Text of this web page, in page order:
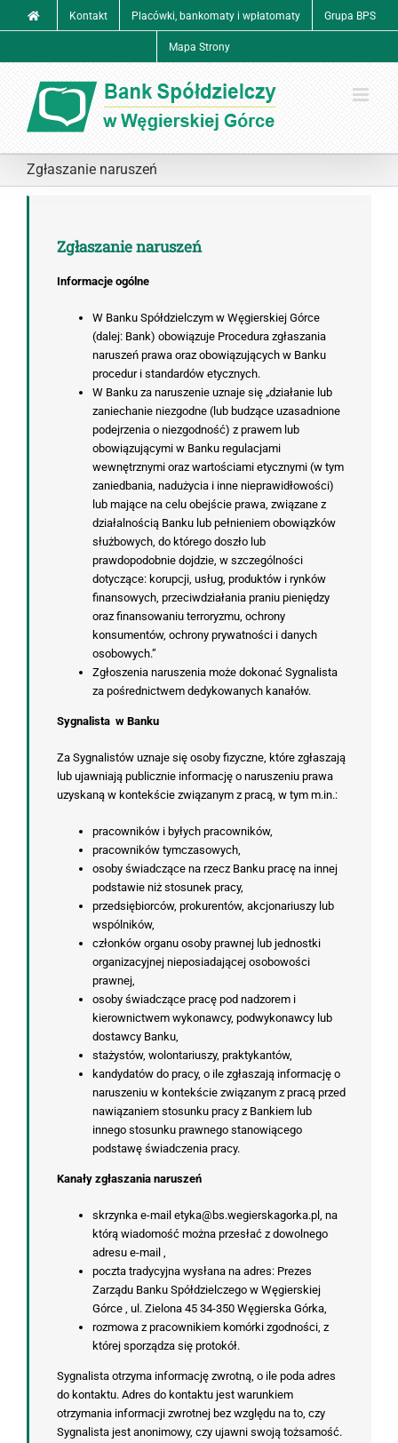
Przejdź
do
Kontakt Placówki, bankomaty i wpłatomaty Grupa BPS
Mapa Strony
Zgłaszanie naruszeń
Zgłaszanie naruszeń
Informacje ogólne
W Banku Spółdzielczym w Węgierskiej Górce
(dalej: Bank) obowiązuje Procedura zgłaszania
naruszeń prawa oraz obowiązujących w Banku
procedur i standardów etycznych.
W Banku za naruszenie uznaje się „działanie lub
zaniechanie niezgodne (lub budzące uzasadnione
podejrzenia o niezgodność) z prawem lub
obowiązującymi w Banku regulacjami
wewnętrznymi oraz wartościami etycznymi (w tym
zaniedbania, nadużycia i inne nieprawidłowości)
lub mające na celu obejście prawa, związane z
działalnością Banku lub pełnieniem obowiązków
służbowych, do którego doszło lub
prawdopodobnie dojdzie, w szczególności
dotyczące: korupcji, usług, produktów i rynków
finansowych, przeciwdziałania praniu pieniędzy
oraz finansowaniu terroryzmu, ochrony
konsumentów, ochrony prywatności i danych
osobowych.”
Zgłoszenia naruszenia może dokonać Sygnalista
za pośrednictwem dedykowanych kanałów.
Sygnalista w Banku
Za Sygnalistów uznaje się osoby fizyczne, które zgłaszają
lub ujawniają publicznie informację o naruszeniu prawa
uzyskaną w kontekście związanym z pracą, w tym m.in.:
pracowników i byłych pracowników,
pracowników tymczasowych,
osoby świadczące na rzecz Banku pracę na innej
podstawie niż stosunek pracy,
przedsiębiorców, prokurentów, akcjonariuszy lub
wspólników,
członków organu osoby prawnej lub jednostki
organizacyjnej nieposiadającej osobowości
prawnej,
osoby świadczące pracę pod nadzorem i
kierownictwem wykonawcy, podwykonawcy lub
dostawcy Banku,
stażystów, wolontariuszy, praktykantów,
kandydatów do pracy, o ile zgłaszają informację o
naruszeniu w kontekście związanym z pracą przed
nawiązaniem stosunku pracy z Bankiem lub
innego stosunku prawnego stanowiącego
podstawę świadczenia pracy.
Kanały zgłaszania naruszeń
skrzynka e-mail etyka@bs.wegierskagorka.pl, na
którą wiadomość można przesłać z dowolnego
adresu e-mail ,
poczta tradycyjna wysłana na adres: Prezes
Zarządu Banku Spółdzielczego w Węgierskiej
Górce , ul. Zielona 45 34-350 Węgierska Górka,
rozmowa z pracownikiem komórki zgodności, z
której sporządza się protokół.
Sygnalista otrzyma informację zwrotną, o ile poda adres
do kontaktu. Adres do kontaktu jest warunkiem
otrzymania informacji zwrotnej bez względu na to, czy
Sygnalista jest anonimowy, czy ujawni swoją tożsamość.